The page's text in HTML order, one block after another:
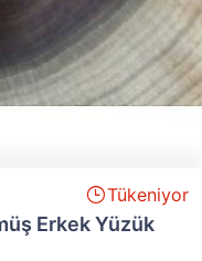
Tükeniyor
Erkek Yüzük